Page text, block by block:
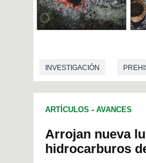
INVESTIGACIÓN
ARTÍCULOS - AVANCES
Arrojan nueva
hidrocarburos